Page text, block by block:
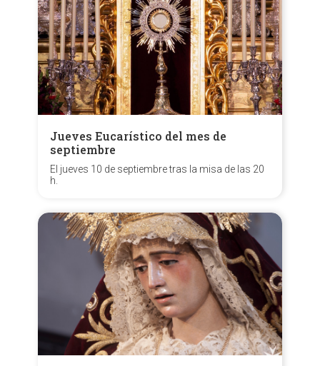
Jueves Eucarístico del mes de
septiembre
El jueves 10 de septiembre tras la misa de las 20
h.